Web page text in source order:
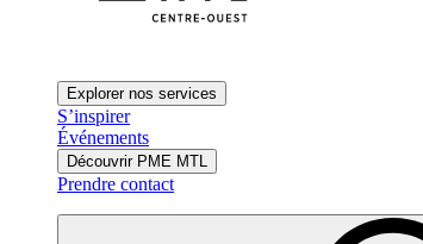
Explorer nos services
S’inspirer
Événements
Découvrir PME MTL
Prendre contact